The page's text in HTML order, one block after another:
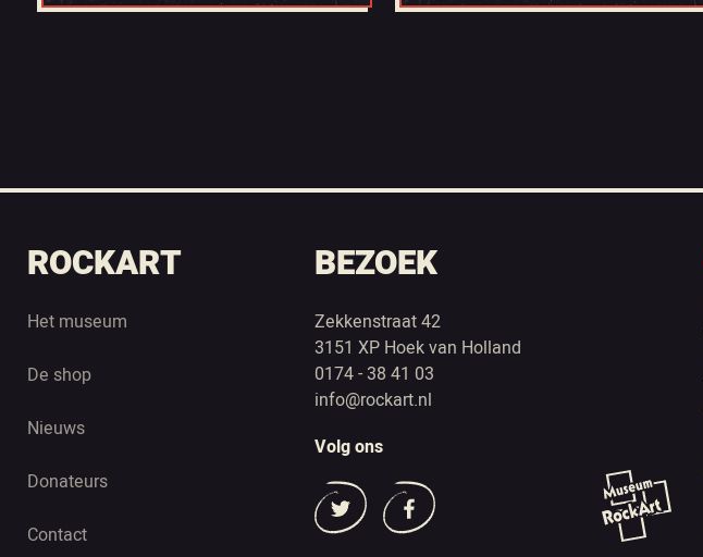
ROCKART
Het museum
De shop
Nieuws
Donateurs
Contact
BEZOEK
Zekkenstraat 42
3151 XP Hoek van Holland
0174 - 38 41 03
info@rockart.nl
Volg ons